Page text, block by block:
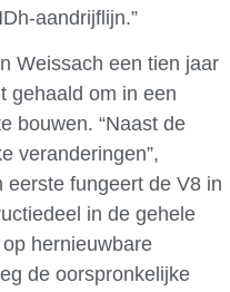
aandrijflijn.”
Weissach een tien jaar
gehaald om in een
bouwen. “Naast de
veranderingen”,
eerste fungeert de V8 in
in de gehele
hernieuwbare
de oorspronkelijke